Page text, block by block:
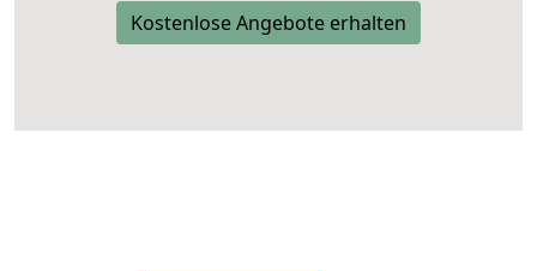
Kostenlose Angebote erhalten